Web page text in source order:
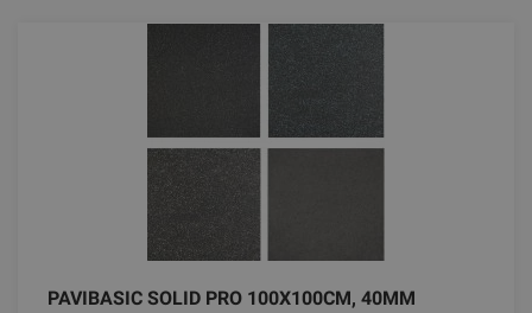
PAVIBASIC SOLID PRO 100X100CM, 40MM